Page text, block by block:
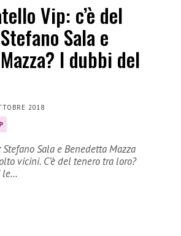
Vip: c’è del
Sala e
I dubbi del
2018
Sala e Benedetta Mazza
vicini. C’è del tenero tra loro?
le…